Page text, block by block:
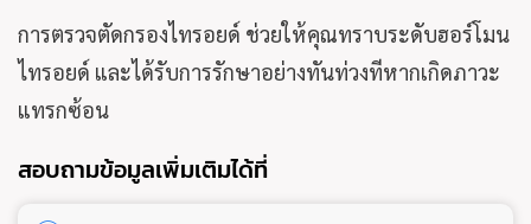
การตรวจตัดกรองไทรอยด์ ช่วยให้คุณทราบระดับฮอร์โมน
ไทรอยด์ และได้รับการรักษาอย่างทันท่วงทีหากเกิดภาวะ
แทรกซ้อน
สอบถามข้อมูลเพิ่มเติมได้ที่